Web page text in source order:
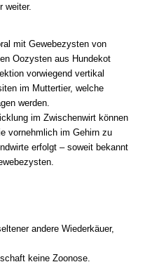
weiter.
mit Gewebezysten von
Oozysten aus Hundekot
vorwiegend vertikal
im Muttertier, welche
werden.
im Zwischenwirt können
vornehmlich im Gehirn zu
erfolgt – soweit bekannt
andere Wiederkäuer,
keine Zoonose.